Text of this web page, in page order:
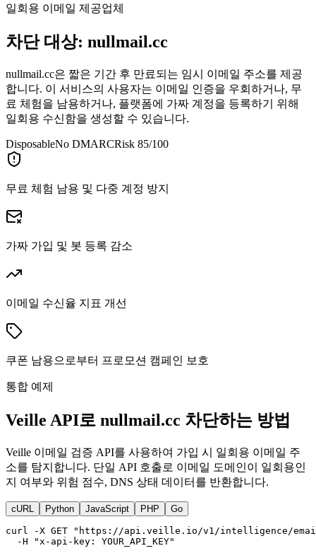
일회용 이메일 제공업체
차단 대상: nullmail.cc
nullmail.cc은 짧은 기간 후 만료되는 임시 이메일 주소를 제공
합니다. 이 서비스의 사용자는 이메일 인증을 우회하거나, 무
료 체험을 남용하거나, 플랫폼에 가짜 계정을 등록하기 위해
일회용 수신함을 생성할 수 있습니다.
DisposableNo DMARCRisk 85/100
무료 체험 남용 및 다중 계정 방지
가짜 가입 및 봇 등록 감소
이메일 수신율 지표 개선
쿠폰 남용으로부터 프로모션 캠페인 보호
통합 예제
Veille API로 nullmail.cc 차단하는 방법
Veille 이메일 검증 API를 사용하여 가입 시 일회용 이메일 주
소를 탐지합니다. 단일 API 호출로 이메일 도메인이 일회용인
지 여부와 위험 점수, DNS 상태 데이터를 반환합니다.
cURL Python JavaScript PHP Go
curl -X GET "https://api.veille.io/v1/intelligence/
  -H "x-api-key: YOUR_API_KEY"